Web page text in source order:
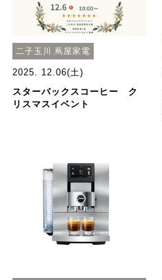
二子玉川 蔦屋家電
2025. 12.06(土)
スターバックスコーヒー ク
リスマスイベント